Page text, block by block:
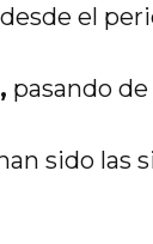
desde el
pasando
sido las